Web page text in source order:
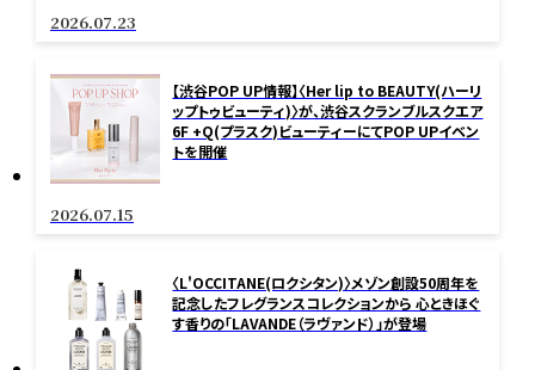
2026.07.23
【渋谷POP UP情報】〈Her lip to BEAUTY(ハーリ
ップトゥビューティ)〉が、渋谷スクランブルスクエア
6F +Q(プラスク)ビューティーにてPOP UPイベン
トを開催
2026.07.15
〈L'OCCITANE(ロクシタン)〉メゾン創設50周年を
記念したフレグランスコレクションから 心ときほぐ
す香りの「LAVANDE（ラヴァンド）」が登場